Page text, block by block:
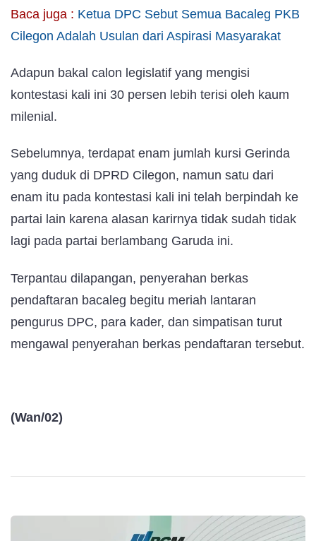
Baca juga : Ketua DPC Sebut Semua Bacaleg PKB
Cilegon Adalah Usulan dari Aspirasi Masyarakat
Adapun bakal calon legislatif yang mengisi
kontestasi kali ini 30 persen lebih terisi oleh kaum
milenial.
Sebelumnya, terdapat enam jumlah kursi Gerinda
yang duduk di DPRD Cilegon, namun satu dari
enam itu pada kontestasi kali ini telah berpindah ke
partai lain karena alasan karirnya tidak sudah tidak
lagi pada partai berlambang Garuda ini.
Terpantau dilapangan, penyerahan berkas
pendaftaran bacaleg begitu meriah lantaran
pengurus DPC, para kader, dan simpatisan turut
mengawal penyerahan berkas pendaftaran tersebut.
(Wan/02)